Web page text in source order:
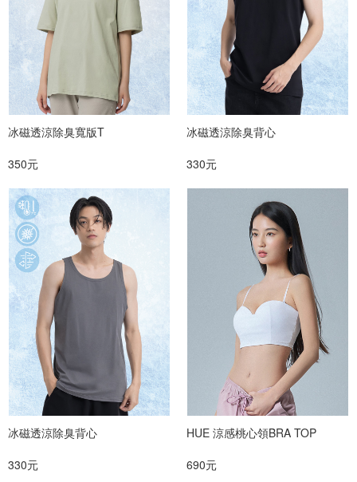
冰磁透涼除臭寬版T
350元
冰磁透涼除臭背心
330元
冰磁透涼除臭背心
330元
HUE 涼感桃心領BRA TOP
690元